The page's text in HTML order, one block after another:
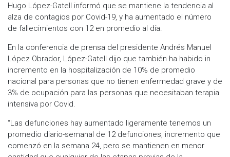
Hugo López-Gatell informó que se mantiene la tendencia al
alza de contagios por Covid-19, y ha aumentado el número
de fallecimientos con 12 en promedio al día.
En la conferencia de prensa del presidente Andrés Manuel
López Obrador, López-Gatell dijo que también ha habido in
incremento en la hospitalización de 10% de promedio
nacional para personas que no tienen enfermedad grave y de
3% de ocupación para las personas que necesitaban terapia
intensiva por Covid.
“Las defunciones hay aumentado ligeramente tenemos un
promedio diario-semanal de 12 defunciones, incremento que
comenzó en la semana 24, pero se mantienen en menor